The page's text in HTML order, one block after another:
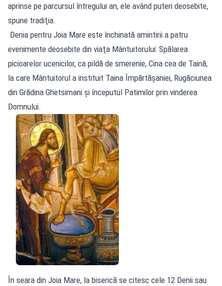
aprinse pe parcursul întregului an, ele având puteri deosebite,
spune tradiţia.
Denia pentru Joia Mare este închinată amintirii a patru
evenimente deosebite din viaţa Mântuitorului: Spălarea
picioarelor ucenicilor, ca pildă de smerenie, Cina cea de Taină,
la care Mântuitorul a instituit Taina Împărtășaniei, Rugăciunea
din Grădina Ghetsimani şi începutul Patimilor prin vinderea
Domnului.
În seara din Joia Mare, la biserică se citesc cele 12 Denii sau